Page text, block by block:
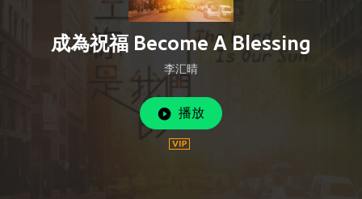
成為祝福 Become A Blessing
李汇晴
播放